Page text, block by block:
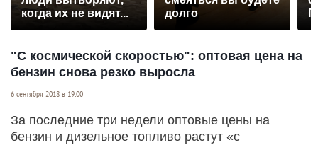
когда их не видят...
долго
"С космической скоростью": оптовая цена на
бензин снова резко выросла
6 сентября 2018 в 19:00
За последние три недели оптовые цены на
бензин и дизельное топливо растут «с